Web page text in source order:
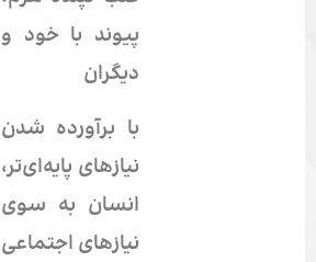
پیوند با خود و
دیگران
با برآورده شدن
نیازهای پایه‌ای‌تر،
انسان به سوی
نیازهای اجتماعی